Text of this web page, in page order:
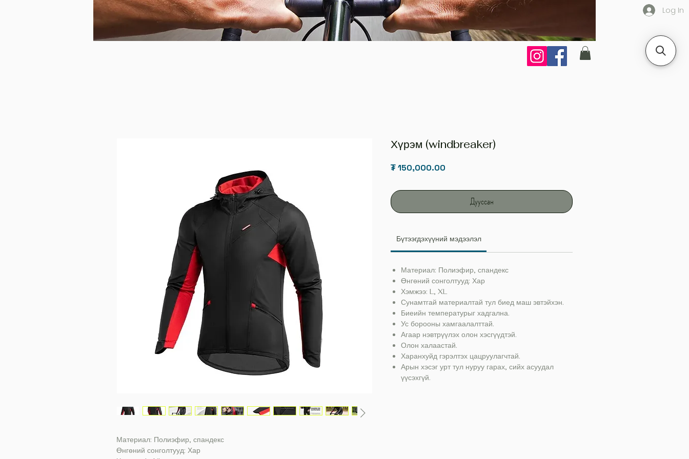
Log In
Материал: Полиэфир, спандекс
Өнгөний сонголтууд: Хар
Хүрэм (windbreaker)
₮ 150,000.00
Дууссан
Бүтээгдэхүүний мэдээлэл
Материал: Полиэфир, спандекс
Өнгөний сонголтууд: Хар
Хэмжээ: L, XL
Сунамтгай материалтай тул биед маш эвтэйхэн.
Биеийн температурыг хадгална.
Ус борооны хамгаалалттай.
Агаар нэвтрүүлэх олон хэсгүүдтэй.
Олон халаастай.
Харанхуйд гэрэлтэх цацруулагчтай.
Арын хэсэг урт тул нуруу гарах, сийх асуудал
үүсэхгүй.